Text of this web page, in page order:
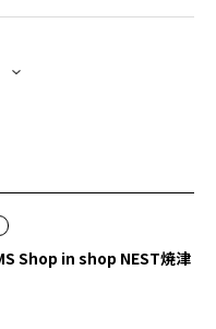
Shop in shop NEST焼津